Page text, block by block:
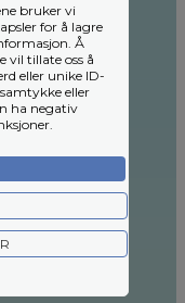
bruker vi
for å lagre
Å
vil tillate oss å
eller unike ID-
eller
ha negativ